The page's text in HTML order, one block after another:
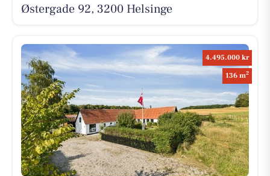
Østergade 92, 3200 Helsinge
4.495.000 kr
136 m2